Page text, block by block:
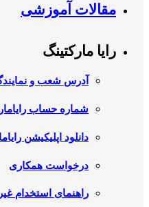
مقالات آموزشی
رایا مارکتینگ
آدرس شعب و
شماره حساب
دانلود اپلیکیشن
درخواست همکاری
راهنمای استخدام